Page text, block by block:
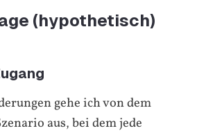
(hypothetisch)
gehe ich von dem
aus, bei dem jede